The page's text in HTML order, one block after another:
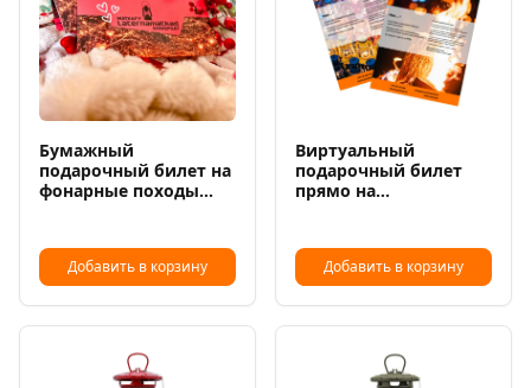
Бумажный
подарочный билет на
фонарные походы
Добавить в корзину
Виртуальный
подарочный билет
прямо на
Добавить в корзину